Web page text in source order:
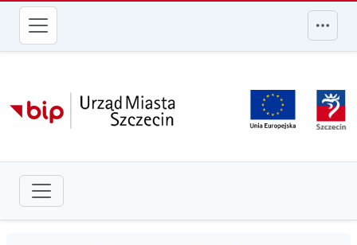
przejdź do głównego menu